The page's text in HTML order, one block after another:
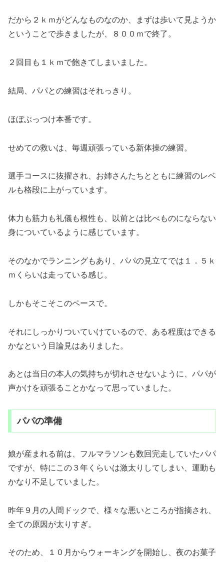
だから２ｋｍがどんなものなのか、まずは歩いて見ようか
ということで歩きましたが、８００ｍで終了。
２回目も１ｋｍで飽きてしまいました。
結局、パパとの練習はそれっきり。
ほぼぶっつけ本番です。
せめての救いは、毎週頑張っている新体操の練習。
選手コースに抜擢され、お姉さんたちとともに練習のレベ
ルも格段に上がっています。
体力も筋力も礼儀も根性も、以前とは比べものにならない
身についているように感じています。
そのなかでランニングもあり、パパの見立てでは１．５ｋ
ｍくらいは走っている感じ。
しかもそこそこのペースで。
それにしっかりついていけているので、ある程度はできる
かなという目論見はありました。
あとは当日の本人の気持ちが切れさせないように、パパが
声かけを頑張ることかなって思っていました。
パパの準備
娘が産まれる前は、フルマラソンも数回完走していたパパ
ですが、特にこの３年くらいは激太りしてしまい、運動も
かなり不足していました。
昨年９月の人間ドックで、様々な悪いところが指摘され、
全ての原因が太りすぎ。
そのため、１０月からウォーキングを開始し、夜のお菓子